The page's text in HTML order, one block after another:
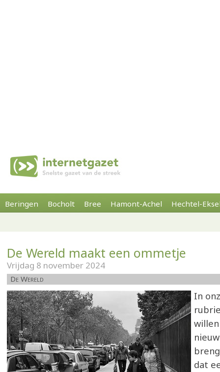
Beringen Bocholt Bree Hamont-Achel Hechtel-
De Wereld maakt een ommetje
Vrijdag 8 november 2024
De Wereld
In
dat